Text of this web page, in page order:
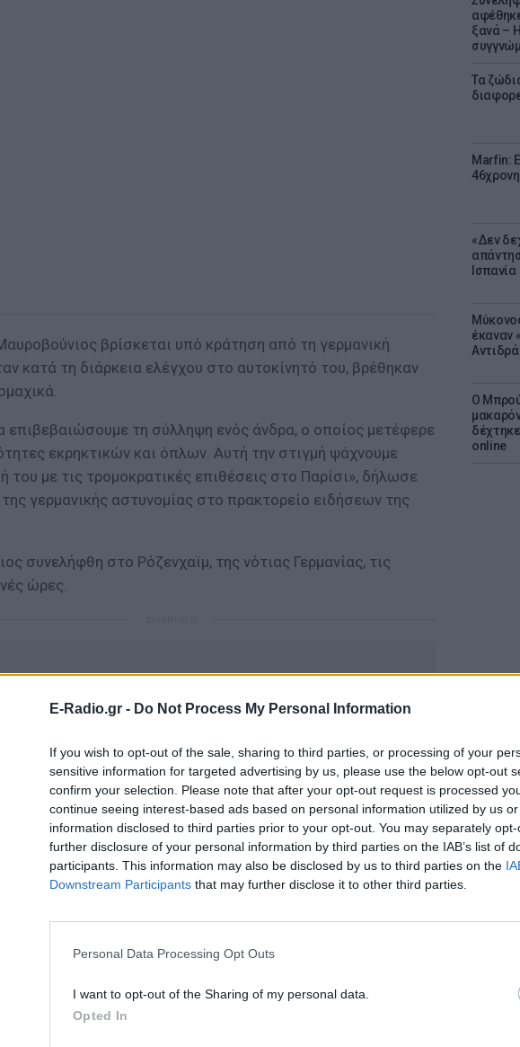
E-Radio.gr - Do Not Process My Personal Information
If you wish to opt-out of the sale, sharing to third parties, or processing of your
sensitive information for targeted advertising by us, please use the below opt-out
confirm your selection. Please note that after your opt-out request is processed
continue seeing interest-based ads based on personal information utilized by us
information disclosed to third parties prior to your opt-out. You may separately
further disclosure of your personal information by third parties on the IAB’s list of
participants. This information may also be disclosed by us to third parties on the
Downstream Participants that may further disclose it to other third parties.
Personal Data Processing Opt Outs
I want to opt-out of the Sharing of my personal data.
Opted In
ξανά –
Τα
Marfin:
«Δεν
Ισπανία
έκαναν
Ο
online
22
για
βρίσκεται υπό κράτηση από τη γερμανική
κατά τη διάρκεια ελέγχου στο αυτοκίνητό του, βρέθηκαν
επιβεβαιώσουμε τη σύλληψη ενός άνδρα, ο οποίος μετέφερε
εκρηκτικών και όπλων. Αυτή την στιγμή ψάχνουμε
του με τις τρομοκρατικές επιθέσεις στο Παρίσι», δήλωσε
γερμανικής αστυνομίας στο πρακτορείο ειδήσεων της
συνελήφθη στο Ρόζενχαϊμ, της νότιας Γερμανίας, τις
ώρες.
το E-Radio.gr στο Google Newsκαι μάθετε πρώτοι τα
το E-Radio.gr και στο Instagram
ΔΙΑΦΗΜΙΣΗ